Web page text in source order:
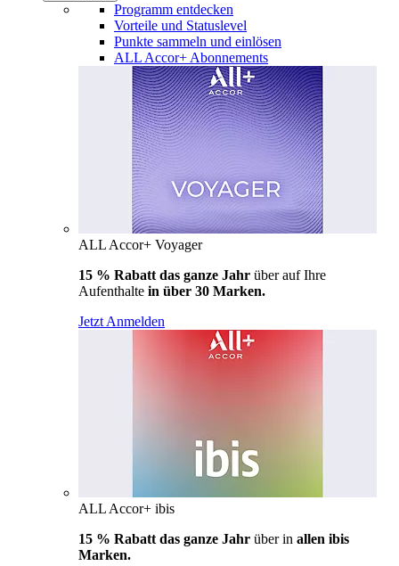
Programm entdecken
Vorteile und Statuslevel
Punkte sammeln und einlösen
ALL Accor+ Abonnements
ALL Accor+ Voyager
15 % Rabatt das ganze Jahr über auf Ihre
Aufenthalte in über 30 Marken.
Jetzt Anmelden
ALL Accor+ ibis
15 % Rabatt das ganze Jahr über in allen ibis
Marken.